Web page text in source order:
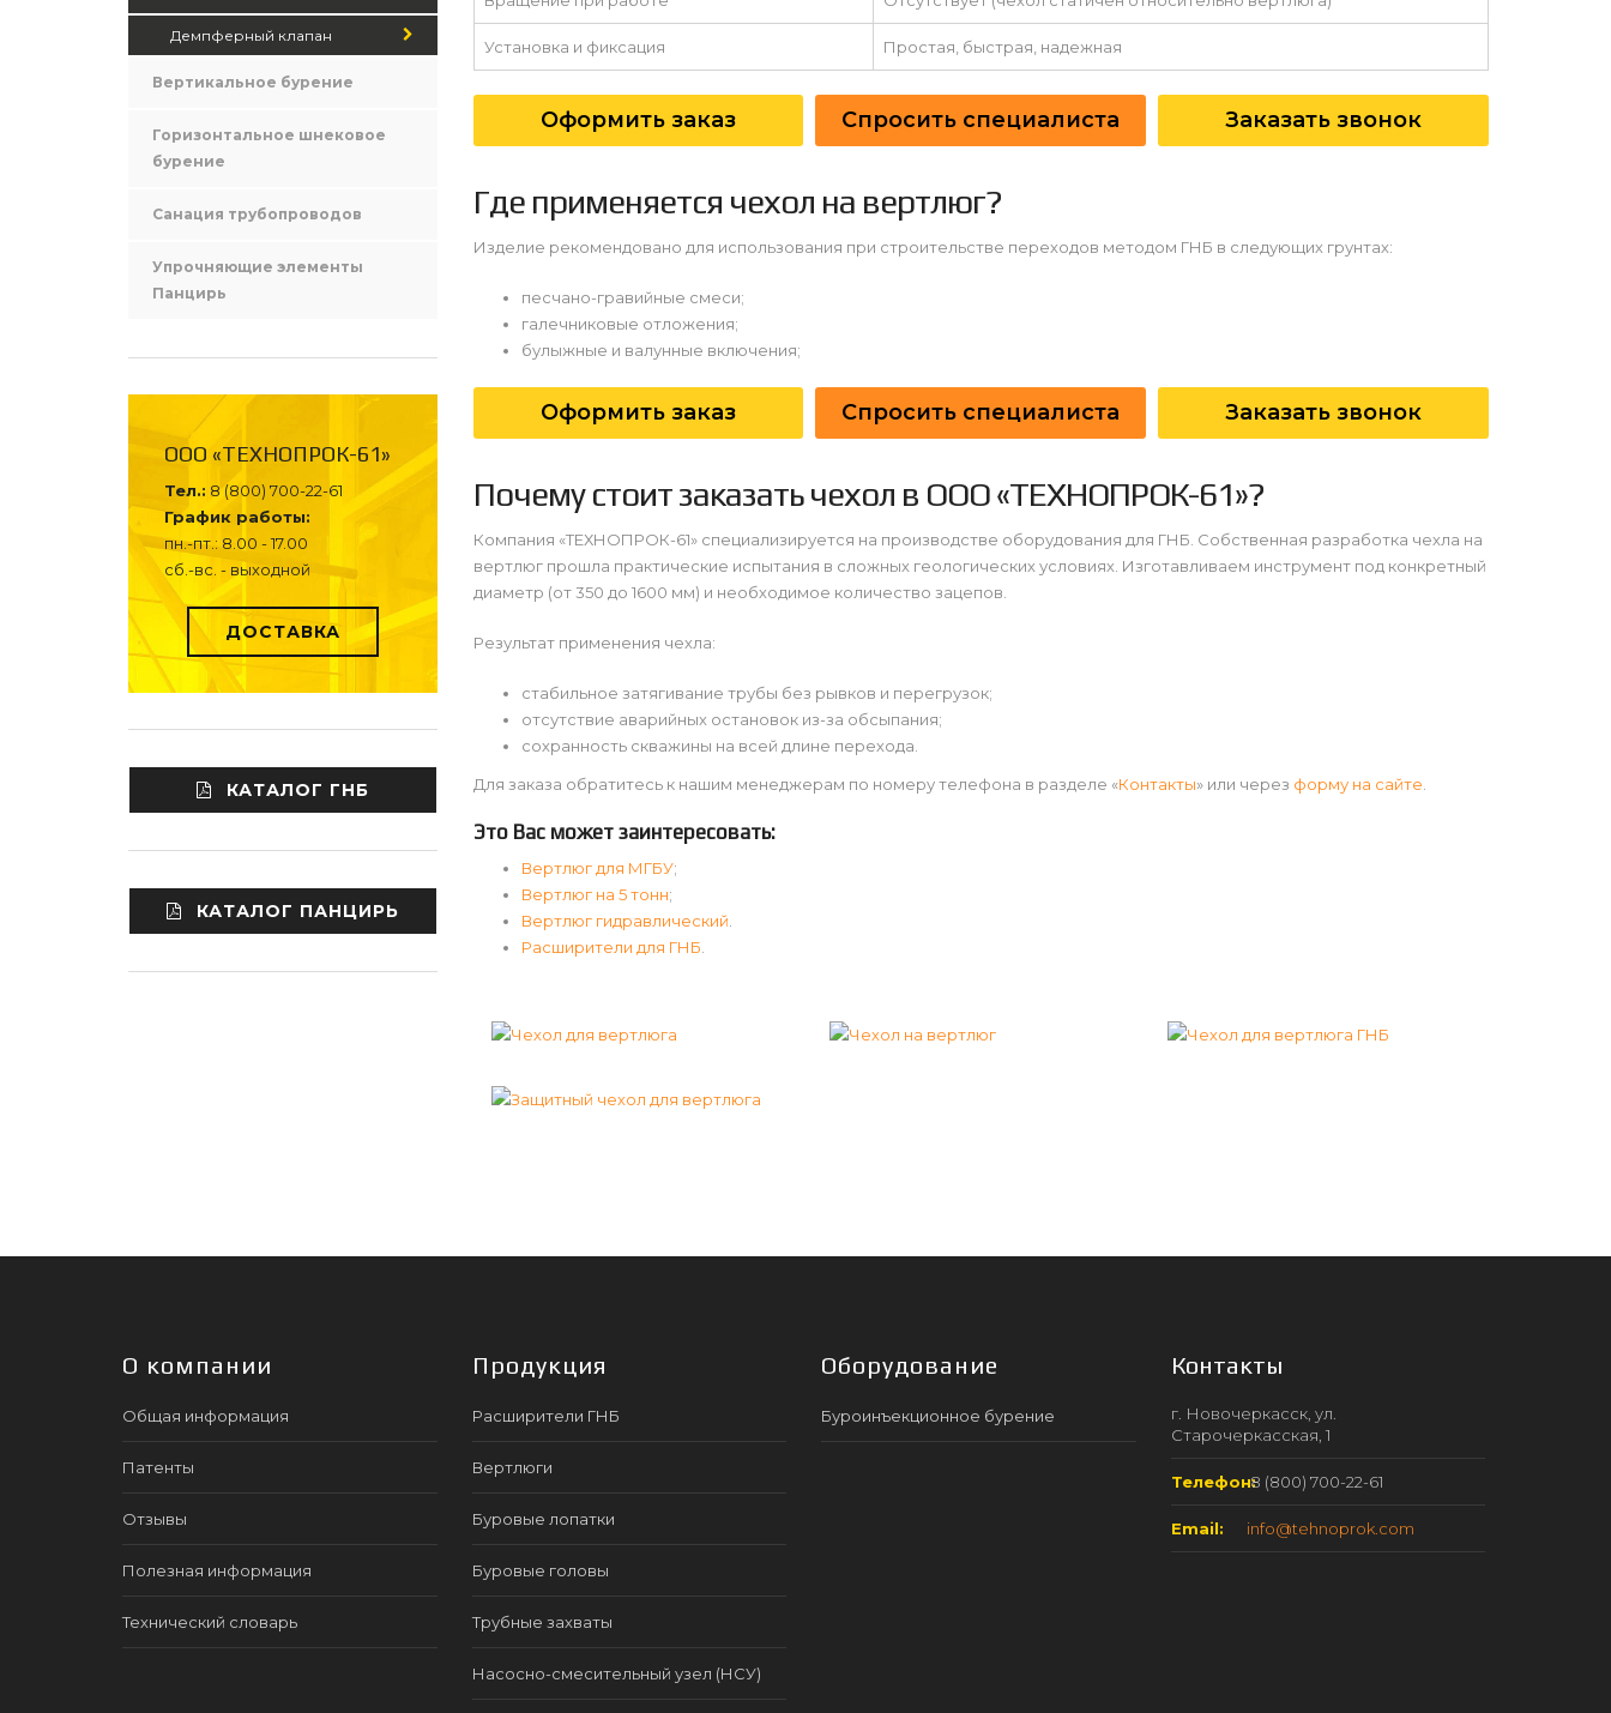
Установка и фиксация Простая, быстрая, надежная
Оформить заказ Спросить специалиста Заказать звонок
Где применяется чехол на вертлюг?
Изделие рекомендовано для использования при строительстве переходов методом ГНБ в следующих грунтах:
песчано-гравийные смеси;
галечниковые отложения;
булыжные и валунные включения;
Оформить заказ Спросить специалиста Заказать звонок
Почему стоит заказать чехол в ООО «ТЕХНОПРОК-61»?
Компания «ТЕХНОПРОК-61» специализируется на производстве оборудования для ГНБ. Собственная разработка чехла на
вертлюг прошла практические испытания в сложных геологических условиях. Изготавливаем инструмент под конкретный
диаметр (от 350 до 1600 мм) и необходимое количество зацепов.
Результат применения чехла:
стабильное затягивание трубы без рывков и перегрузок;
отсутствие аварийных остановок из-за обсыпания;
сохранность скважины на всей длине перехода.
Для заказа обратитесь к нашим менеджерам по номеру телефона в разделе «Контакты» или через форму на сайте
Это Вас может заинтересовать:
Вертлюг для МГБУ;
Вертлюг на 5 тонн;
Вертлюг гидравлический
Расширители для ГНБ
Демпферный клапан
Вертикальное бурение
Горизонтальное шнековое
бурение
Санация трубопроводов
Упрочняющие элементы
Панцирь
ООО «ТЕХНОПРОК-61»
Тел.: 8 (800) 700-22-61
График работы:
пн.-пт.: 8.00 - 17.00
сб.-вс. - выходной
ДОСТАВКА
КАТАЛОГ ГНБ
КАТАЛОГ ПАНЦИРЬ
О компании
Общая информация
Патенты
Отзывы
Полезная информация
Технический словарь
Продукция
Расширители ГНБ
Вертлюги
Буровые лопатки
Буровые головы
Трубные захваты
Насосно-смесительный узел (НСУ)
Оборудование
Буроинъекционное бурение
Контакты
г. Новочеркасск, ул.
Старочеркасская, 1
Телефон:8 (800) 700-22-61
Email: info@tehnoprok.com